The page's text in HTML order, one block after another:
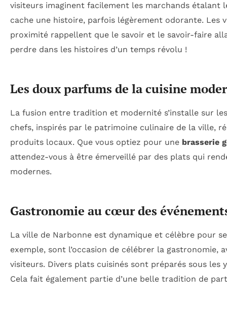
visiteurs imaginent facilement les marchands étalant
cache une histoire, parfois légèrement odorante. Les
proximité rappellent que le savoir et le savoir-faire
perdre dans les histoires d’un temps révolu !
Les doux parfums de la cuisine
La fusion entre tradition et modernité s’installe sur
chefs, inspirés par le patrimoine culinaire de la ville,
produits locaux. Que vous optiez pour une brasserie
attendez-vous à être émerveillé par des plats qui
modernes.
Gastronomie au cœur des
La ville de Narbonne est dynamique et célèbre pour
exemple, sont l’occasion de célébrer la gastronomie,
visiteurs. Divers plats cuisinés sont préparés sous les
Cela fait également partie d’une belle tradition de